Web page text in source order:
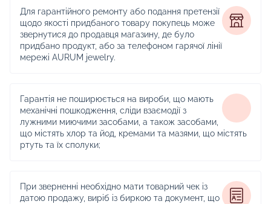
Для гарантійного ремонту або подання претензії
щодо якості придбаного товару покупець може
звернутися до продавця магазину, де було
придбано продукт, або за телефоном гарячої лінії
мережі AURUM jewelry.
Гарантія не поширюється на вироби, що мають
механічні пошкодження, сліди взаємодії з
лужними миючими засобами, а також засобами,
що містять хлор та йод, кремами та мазями, що містять
ртуть та їх сполуки;
При зверненні необхідно мати товарний чек із
датою продажу, виріб із биркою та документ, що